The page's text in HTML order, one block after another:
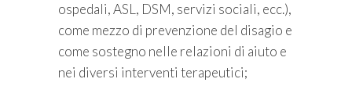
ospedali, ASL, DSM, servizi sociali, ecc.),
come mezzo di prevenzione del disagio e
come sostegno nelle relazioni di aiuto e
nei diversi interventi terapeutici;